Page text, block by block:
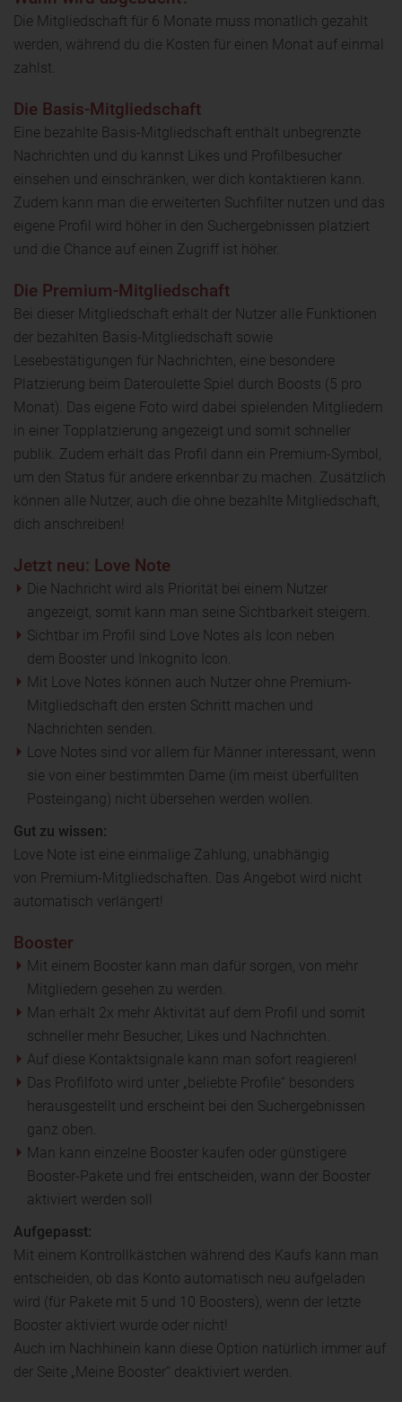
Die Mitgliedschaft für 6 Monate muss monatlich gezahlt
werden, während du die Kosten für einen Monat auf einmal
zahlst.
Die Basis-Mitgliedschaft
Eine bezahlte Basis-Mitgliedschaft enthält unbegrenzte
Nachrichten und du kannst Likes und Profilbesucher
einsehen und einschränken, wer dich kontaktieren kann.
Zudem kann man die erweiterten Suchfilter nutzen und das
eigene Profil wird höher in den Suchergebnissen platziert
und die Chance auf einen Zugriff ist höher.
Die Premium-Mitgliedschaft
Bei dieser Mitgliedschaft erhält der Nutzer alle Funktionen
der bezahlten Basis-Mitgliedschaft sowie
Lesebestätigungen für Nachrichten, eine besondere
Platzierung beim Dateroulette Spiel durch Boosts (5 pro
Monat). Das eigene Foto wird dabei spielenden Mitgliedern
in einer Topplatzierung angezeigt und somit schneller
publik. Zudem erhält das Profil dann ein Premium-Symbol,
um den Status für andere erkennbar zu machen. Zusätzlich
können alle Nutzer, auch die ohne bezahlte Mitgliedschaft,
dich anschreiben!
Jetzt neu: Love Note
Die Nachricht wird als Priorität bei einem Nutzer
angezeigt, somit kann man seine Sichtbarkeit steigern.
Sichtbar im Profil sind Love Notes als Icon neben
dem Booster und Inkognito Icon.
Mit Love Notes können auch Nutzer ohne Premium-
Mitgliedschaft den ersten Schritt machen und
Nachrichten senden.
Love Notes sind vor allem für Männer interessant, wenn
sie von einer bestimmten Dame (im meist überfüllten
Posteingang) nicht übersehen werden wollen.
Gut zu wissen:
Love Note ist eine einmalige Zahlung, unabhängig
von Premium-Mitgliedschaften. Das Angebot wird nicht
automatisch verlängert!
Booster
Mit einem Booster kann man dafür sorgen, von mehr
Mitgliedern gesehen zu werden.
Man erhält 2x mehr Aktivität auf dem Profil und somit
schneller mehr Besucher, Likes und Nachrichten.
Auf diese Kontaktsignale kann man sofort reagieren!
Das Profilfoto wird unter „beliebte Profile“ besonders
herausgestellt und erscheint bei den Suchergebnissen
ganz oben.
Man kann einzelne Booster kaufen oder günstigere
Booster-Pakete und frei entscheiden, wann der Booster
aktiviert werden soll
Aufgepasst:
Mit einem Kontrollkästchen während des Kaufs kann man
entscheiden, ob das Konto automatisch neu aufgeladen
wird (für Pakete mit 5 und 10 Boosters), wenn der letzte
Booster aktiviert wurde oder nicht!
Auch im Nachhinein kann diese Option natürlich immer auf
der Seite „Meine Booster“ deaktiviert werden.